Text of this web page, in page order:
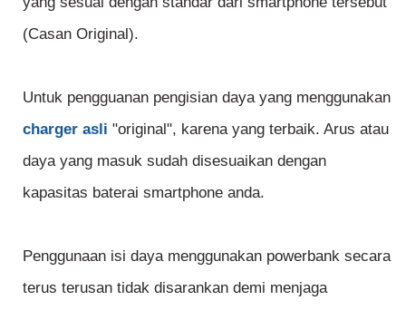
(Casan Original).
Untuk pengguanan pengisian daya yang menggunakan
charger asli "original", karena yang terbaik. Arus atau
daya yang masuk sudah disesuaikan dengan
kapasitas baterai smartphone anda.
Penggunaan isi daya menggunakan powerbank secara
terus terusan tidak disarankan demi menjaga